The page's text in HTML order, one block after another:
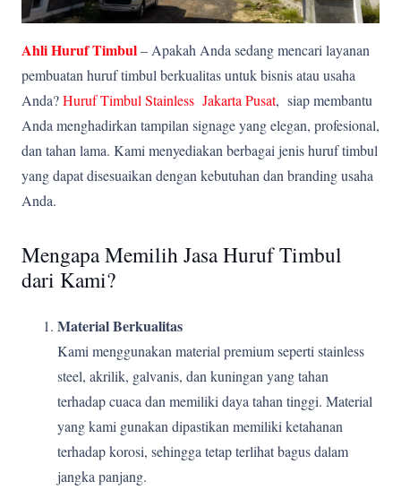
Ahli Huruf Timbul– Apakah Anda sedang mencari layanan
pembuatan huruf timbul berkualitas untuk bisnis atau usaha
Anda?Huruf Timbul Stainless Jakarta Pusat, siap membantu
Anda menghadirkan tampilan signage yang elegan, profesional,
dan tahan lama. Kami menyediakan berbagai jenis huruf timbul
yang dapat disesuaikan dengan kebutuhan dan branding usaha
Anda.
Mengapa Memilih Jasa Huruf Timbul
dari Kami?
Material Berkualitas
Kami menggunakan material premium seperti stainless
steel, akrilik, galvanis, dan kuningan yang tahan
terhadap cuaca dan memiliki daya tahan tinggi. Material
yang kami gunakan dipastikan memiliki ketahanan
terhadap korosi, sehingga tetap terlihat bagus dalam
jangka panjang.